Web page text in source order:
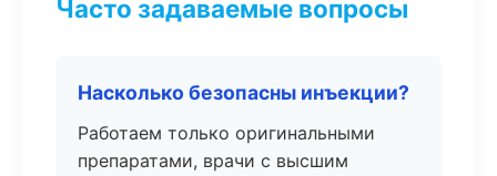
Часто задаваемые вопросы
Насколько безопасны инъекции?
Работаем только оригинальными
препаратами, врачи с высшим